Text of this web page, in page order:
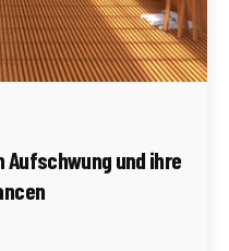
Pölten Stadt / Land
Aufschwung und ihre